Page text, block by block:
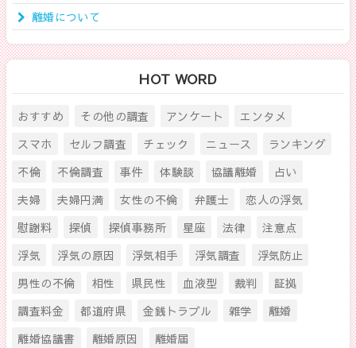
離婚について
HOT WORD
おすすめ その他の調査 アンケート
エンタメ
スマホ
セルフ調査 チェック ニュース
ランキング
不倫
不倫調査 事件 体験談 協議離婚
占い
夫婦
夫婦円満 女性の不倫 弁護士
恋人の浮気
慰謝料
探偵 探偵事務所 星座 法律
注意点
浮気
浮気の原因 浮気相手 浮気調査
浮気防止
男性の不倫
相性 県民性 血液型 裁判
証拠
調査料金
都道府県 金銭トラブル 雑学
離婚
離婚協議書
離婚原因 離婚届